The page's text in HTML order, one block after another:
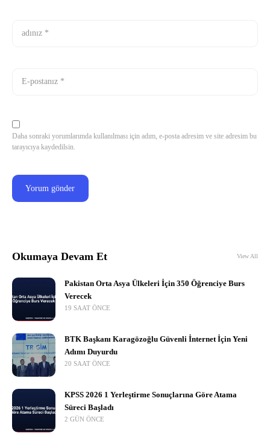
Daha sonraki yorumlarımda kullanılması için adım, e-posta adresim ve site adresim bu
tarayıcıya kaydedilsin.
Okumaya Devam Et View All
Pakistan Orta Asya Ülkeleri İçin 350 Öğrenciye Burs
Verecek
19 SAAT ÖNCE
BTK Başkanı Karagözoğlu Güvenli İnternet İçin Yeni
Adımı Duyurdu
20 SAAT ÖNCE
KPSS 2026 1 Yerleştirme Sonuçlarına Göre Atama
Süreci Başladı
2 GÜN ÖNCE